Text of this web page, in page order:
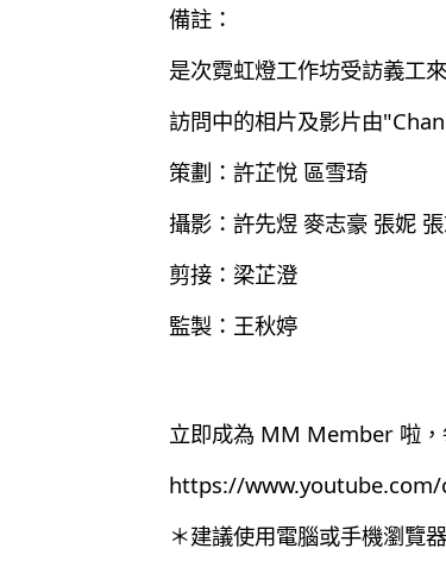
備註：
是次霓虹燈工作坊受訪義工
訪問中的相片及影片由
策劃：許芷悅 區雪琦
攝影：許先煜 麥志豪 張妮
剪接：梁芷澄
監製：王秋婷
立即成為 MM Member 啦，
https://www.youtube.com/
＊建議使用電腦或手機瀏覽